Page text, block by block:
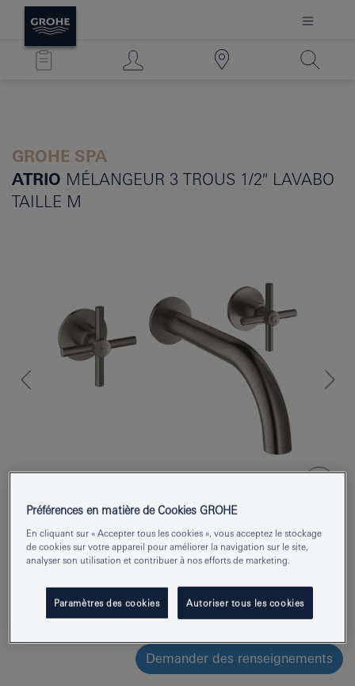
GROHE SPA
ATRIO MÉLANGEUR 3 TROUS 1/2″ LAVABO
TAILLE M
Numéro de produit 20661AL0
EAN 4005176763113
Couleur hard graphite brossé
Demander des renseignements
Préférences en matière de Cookies GROHE
En cliquant sur « Accepter tous les cookies », vous acceptez le stockage
de cookies sur votre appareil pour améliorer la navigation sur le site,
analyser son utilisation et contribuer à nos efforts de marketing.
Paramètres des cookies Autoriser tous les cookies